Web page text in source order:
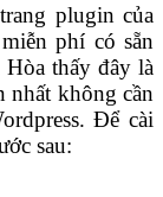
plugin của
phí có sẵn
Hòa thấy đây là
nhất không cần
Để cài
sau: